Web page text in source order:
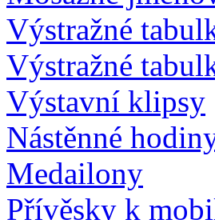
Výstražné
Výstražné
Výstavní klipsy
Nástěnné
Medailony
Přívěsky k